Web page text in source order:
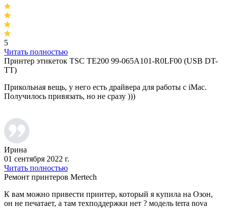
5
Читать полностью
Принтер этикеток TSC TE200 99-065A101-R0LF00 (USB DT-
TT)
Прикольная вещь, у него есть драйвера для работы с iMac.
Получилось привязать, но не сразу )))
Ирина
01 сентября 2022 г.
Читать полностью
Ремонт принтеров Mertech
К вам можно привести принтер, который я купила на Озон,
он не печатает, а там техподдержки нет ? модель terra nova